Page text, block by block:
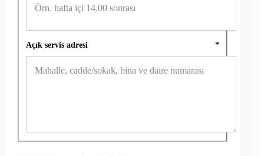
Açık servis adresi *